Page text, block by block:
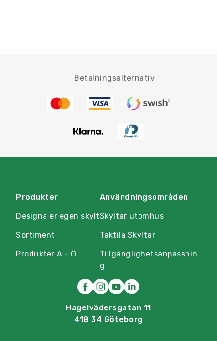
Betalningsalternativ
Produkter
Designa er egen skylt
Sortiment
Produkter A - Ö
Användningsområden
Skyltar utomhus
Taktila Skyltar
Tillgänglighetsanpassnin
g
Hagelvädersgatan 11
418 34 Göteborg